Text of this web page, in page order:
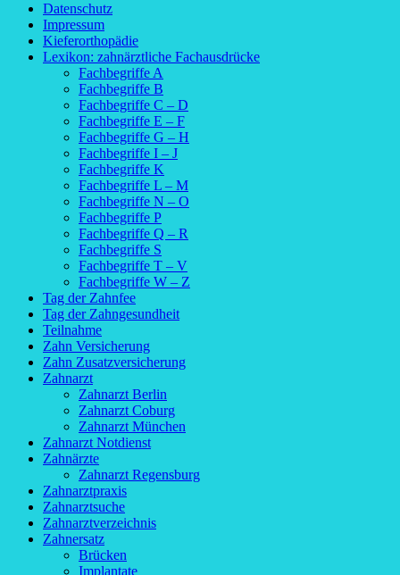
Datenschutz
Impressum
Kieferorthopädie
Lexikon: zahnärztliche Fachausdrücke
Fachbegriffe A
Fachbegriffe B
Fachbegriffe C – D
Fachbegriffe E – F
Fachbegriffe G – H
Fachbegriffe I – J
Fachbegriffe K
Fachbegriffe L – M
Fachbegriffe N – O
Fachbegriffe P
Fachbegriffe Q – R
Fachbegriffe S
Fachbegriffe T – V
Fachbegriffe W – Z
Tag der Zahnfee
Tag der Zahngesundheit
Teilnahme
Zahn Versicherung
Zahn Zusatzversicherung
Zahnarzt
Zahnarzt Berlin
Zahnarzt Coburg
Zahnarzt München
Zahnarzt Notdienst
Zahnärzte
Zahnarzt Regensburg
Zahnarztpraxis
Zahnarztsuche
Zahnarztverzeichnis
Zahnersatz
Brücken
Implantate